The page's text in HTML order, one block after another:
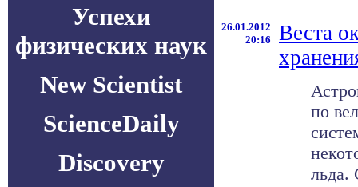
Успехи
физических наук
New Scientist
ScienceDaily
Discovery
26.01.2012
20:16
Веста
по
льда.